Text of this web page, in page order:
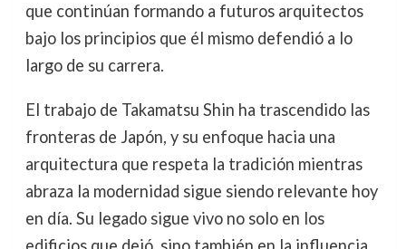
que continúan formando a futuros arquitectos
bajo los principios que él mismo defendió a lo
largo de su carrera.
El trabajo de Takamatsu Shin ha trascendido las
fronteras de Japón, y su enfoque hacia una
arquitectura que respeta la tradición mientras
abraza la modernidad sigue siendo relevante hoy
en día. Su legado sigue vivo no solo en los